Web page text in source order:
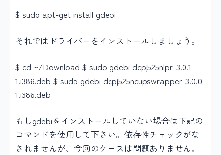
$ sudo apt-get install gdebi
それではドライバーをインストールしましょう。
$ cd ~/Download $ sudo gdebi dcpj525nlpr-3.0.1-
1.i386.deb $ sudo gdebi dcpj525ncupswrapper-3.0.0-
1.i386.deb
もしgdebiをインストールしていない場合は下記の
コマンドを使用して下さい。依存性チェックがな
されませんが、今回のケースは問題ありません。